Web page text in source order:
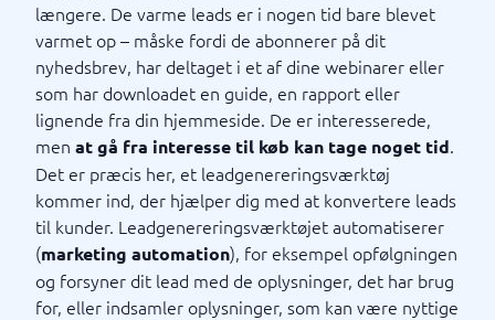
længere. De varme leads er i nogen tid bare blevet
varmet op – måske fordi de abonnerer på dit
nyhedsbrev, har deltaget i et af dine webinarer eller
som har downloadet en guide, en rapport eller
lignende fra din hjemmeside. De er interesserede,
men at gå fra interesse til køb kan tage noget tid.
Det er præcis her, et leadgenereringsværktøj
kommer ind, der hjælper dig med at konvertere leads
til kunder. Leadgenereringsværktøjet automatiserer
(marketing automation), for eksempel opfølgningen
og forsyner dit lead med de oplysninger, det har brug
for, eller indsamler oplysninger, som kan være nyttige